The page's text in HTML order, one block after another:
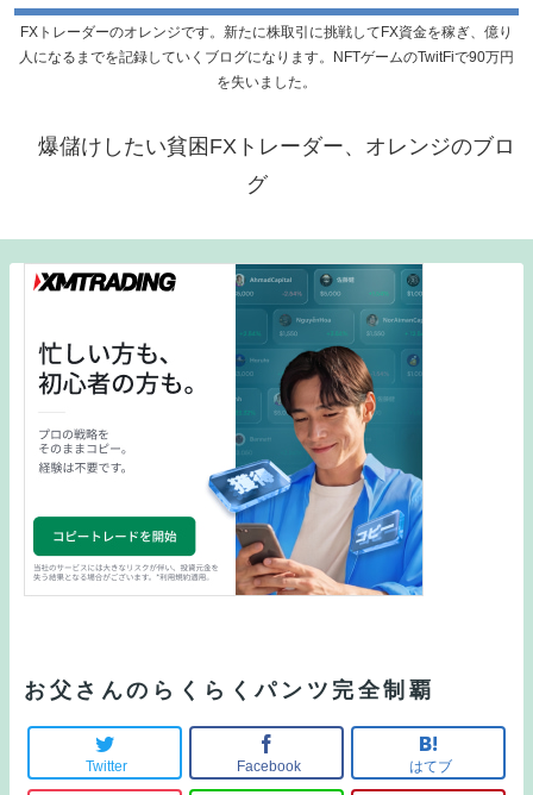
FXトレーダーのオレンジです。新たに株取引に挑戦してFX資金を稼ぎ、億り
人になるまでを記録していくブログになります。NFTゲームのTwitFiで90万円
を失いました。
爆儲けしたい貧困FXトレーダー、オレンジのブロ
グ
お父さんのらくらくパンツ完全制覇
Twitter Facebook はてブ